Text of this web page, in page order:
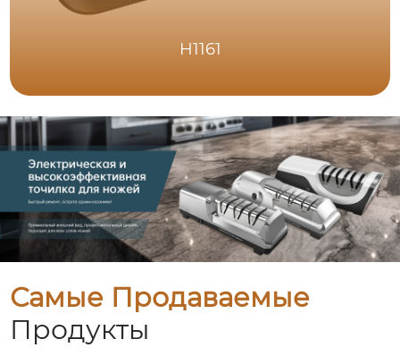
H1161
Самые Продаваемые
Продукты